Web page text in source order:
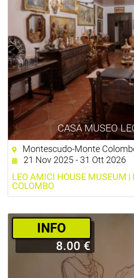
CASA MUSEO
Montescudo-Monte
21 Nov 2025 - 31 Ott 2026
LEO AMICI HOUSE MUSEUM |
COLOMBO
­INFO
8.00 €